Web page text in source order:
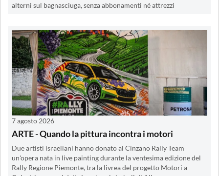
alterni sul bagnasciuga, senza abbonamenti né attrezzi
7 agosto 2026
ARTE - Quando la pittura incontra i motori
Due artisti israeliani hanno donato al Cinzano Rally Team
un'opera nata in live painting durante la ventesima edizione del
Rally Regione Piemonte, tra la livrea del progetto Motori a